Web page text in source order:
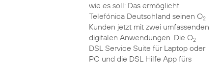
wie es soll: Das ermöglicht
Telefónica Deutschland seinen O2
Kunden jetzt mit zwei umfassenden
digitalen Anwendungen. Die O2
DSL Service Suite für Laptop oder
PC und die DSL Hilfe App fürs